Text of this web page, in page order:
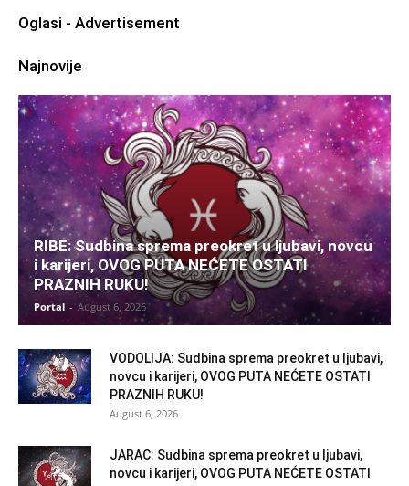
Oglasi - Advertisement
Najnovije
RIBE: Sudbina sprema preokret u ljubavi, novcu
i karijeri, OVOG PUTA NEĆETE OSTATI
PRAZNIH RUKU!
Portal - August 6, 2026
VODOLIJA: Sudbina sprema preokret u ljubavi,
novcu i karijeri, OVOG PUTA NEĆETE OSTATI
PRAZNIH RUKU!
August 6, 2026
JARAC: Sudbina sprema preokret u ljubavi,
novcu i karijeri, OVOG PUTA NEĆETE OSTATI